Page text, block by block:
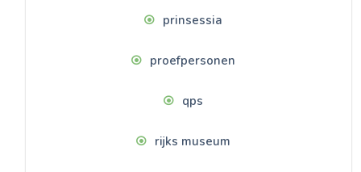
prinsessia
proefpersonen
qps
rijks museum